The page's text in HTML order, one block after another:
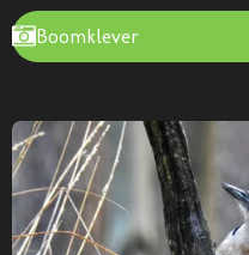
Boomklever